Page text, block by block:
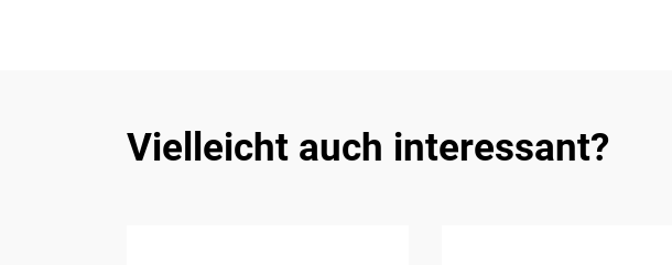
Vielleicht auch interessant?